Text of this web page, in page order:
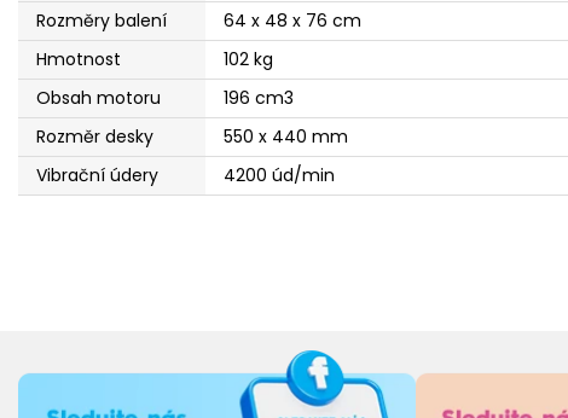
Rozměry balení
64 x 48 x 76 cm
Hmotnost
102 kg
Obsah motoru
196 cm3
Rozměr desky
550 x 440 mm
Vibrační údery
4200 úd/min